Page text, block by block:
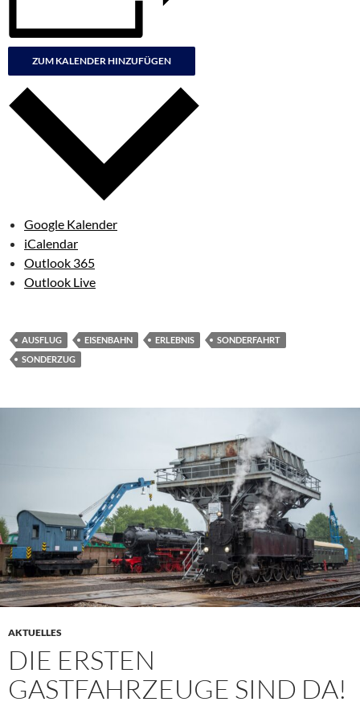
ZUM KALENDER HINZUFÜGEN
Google Kalender
iCalendar
Outlook 365
Outlook Live
AUSFLUG EISENBAHN ERLEBNIS
SONDERFAHRT
SONDERZUG
AKTUELLES
DIE ERSTEN
GASTFAHRZEUGE SIND DA!